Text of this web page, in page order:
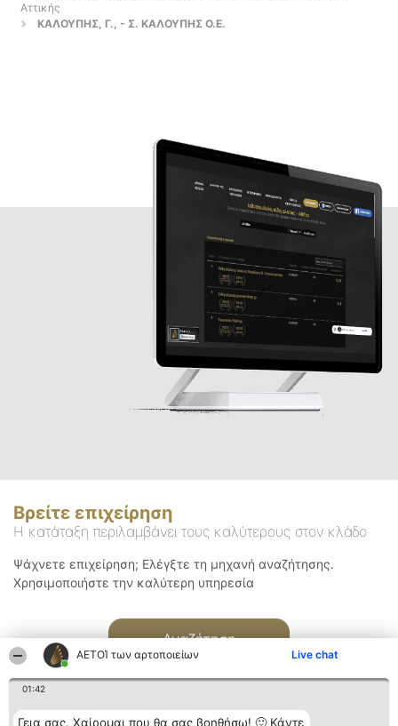
ΑΕΤΟΊ των αρτοποιείων Live chat
01:42
Γεια σας. Χαίρομαι που θα σας βοηθήσω! 🙂 Κάντε
Αττικής
ΚΑΛΟΥΠΗΣ, Γ., - Σ. ΚΑΛΟΥΠΗΣ Ο.Ε.
Βρείτε επιχείρηση
Η κατάταξη περιλαμβάνει τους καλύτερους στον κλάδο
Ψάχνετε επιχείρηση; Ελέγξτε τη μηχανή αναζήτησης.
Χρησιμοποιήστε την καλύτερη υπηρεσία
Αναζήτηση